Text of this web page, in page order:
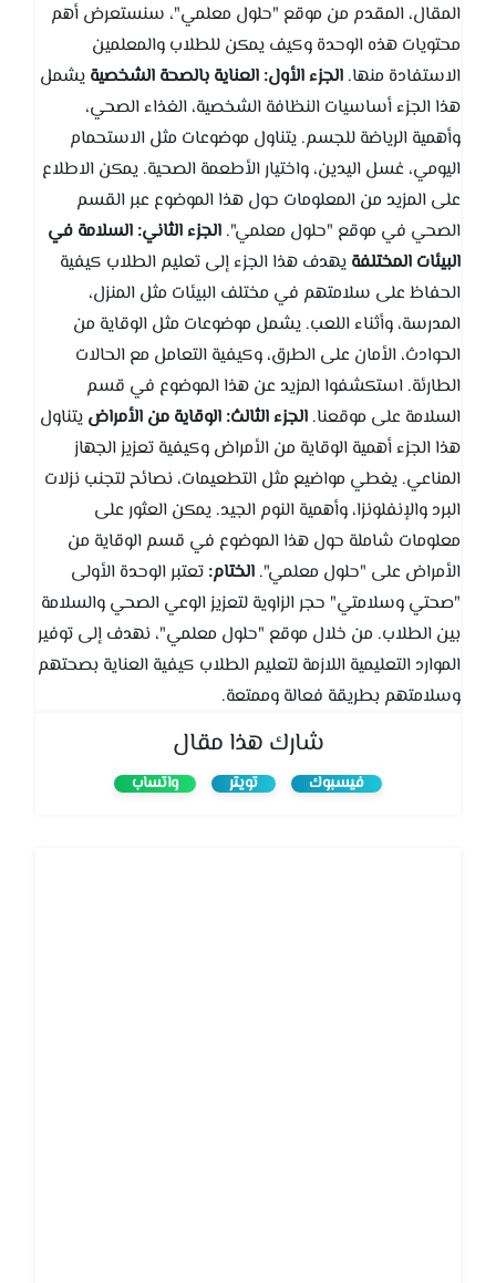
المقال، المقدم من موقع "حلول معلمي"، سنستعرض أهم
محتويات هذه الوحدة وكيف يمكن للطلاب والمعلمين
الاستفادة منها. الجزء الأول: العناية بالصحة الشخصية يشمل
هذا الجزء أساسيات النظافة الشخصية، الغذاء الصحي،
وأهمية الرياضة للجسم. يتناول موضوعات مثل الاستحمام
اليومي، غسل اليدين، واختيار الأطعمة الصحية. يمكن الاطلاع
على المزيد من المعلومات حول هذا الموضوع عبر القسم
الصحي في موقع "حلول معلمي". الجزء الثاني: السلامة في
البيئات المختلفة يهدف هذا الجزء إلى تعليم الطلاب كيفية
الحفاظ على سلامتهم في مختلف البيئات مثل المنزل،
المدرسة، وأثناء اللعب. يشمل موضوعات مثل الوقاية من
الحوادث، الأمان على الطرق، وكيفية التعامل مع الحالات
الطارئة. استكشفوا المزيد عن هذا الموضوع في قسم
السلامة على موقعنا. الجزء الثالث: الوقاية من الأمراض يتناول
هذا الجزء أهمية الوقاية من الأمراض وكيفية تعزيز الجهاز
المناعي. يغطي مواضيع مثل التطعيمات، نصائح لتجنب نزلات
البرد والإنفلونزا، وأهمية النوم الجيد. يمكن العثور على
معلومات شاملة حول هذا الموضوع في قسم الوقاية من
الأمراض على "حلول معلمي". الختام: تعتبر الوحدة الأولى
"صحتي وسلامتي" حجر الزاوية لتعزيز الوعي الصحي والسلامة
بين الطلاب. من خلال موقع "حلول معلمي"، نهدف إلى توفير
الموارد التعليمية اللازمة لتعليم الطلاب كيفية العناية بصحتهم
وسلامتهم بطريقة فعالة وممتعة.
شارك هذا مقال
فيسبوك تويتر واتساب